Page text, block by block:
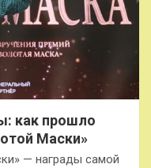
как прошло
Маски»
— награды самой